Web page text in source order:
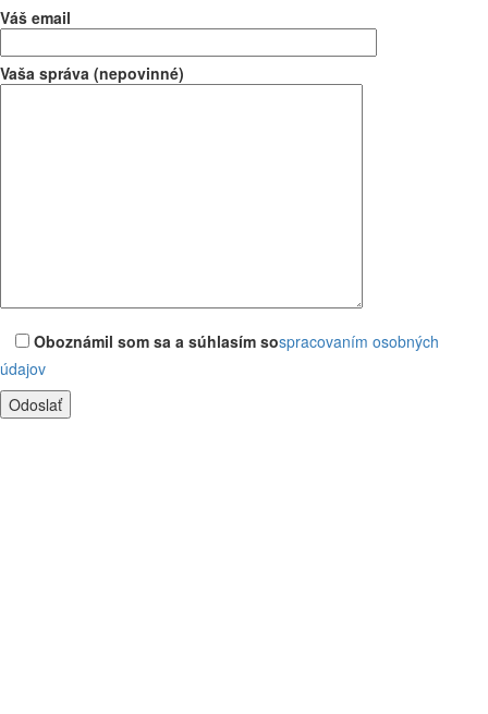
Váš email
Vaša správa (nepovinné)
Oboznámil som sa a súhlasím sospracovaním osobných
údajov